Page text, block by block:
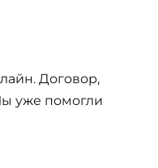
Договор,
уже помогли